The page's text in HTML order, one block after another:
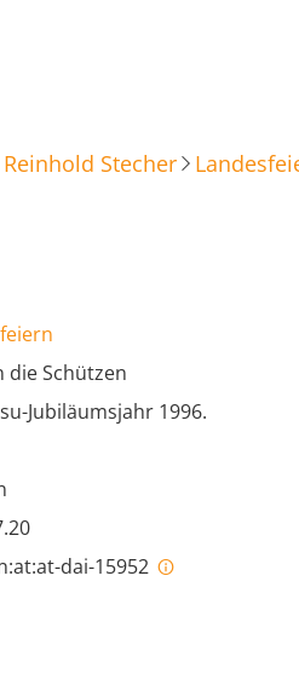
Stecher
die Schützen
Jubiläumsjahr 1996.
dai-15952